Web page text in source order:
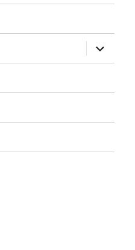
laienda